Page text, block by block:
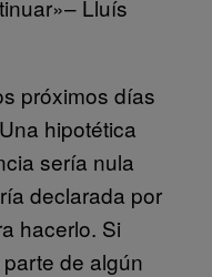
Lluís
próximos días
hipotética
sería nula
declarada por
hacerlo. Si
de algún